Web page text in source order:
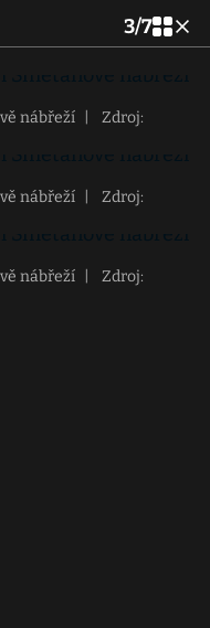
3/7
nábřeží
Zdroj:
nábřeží
Zdroj:
nábřeží
Zdroj: